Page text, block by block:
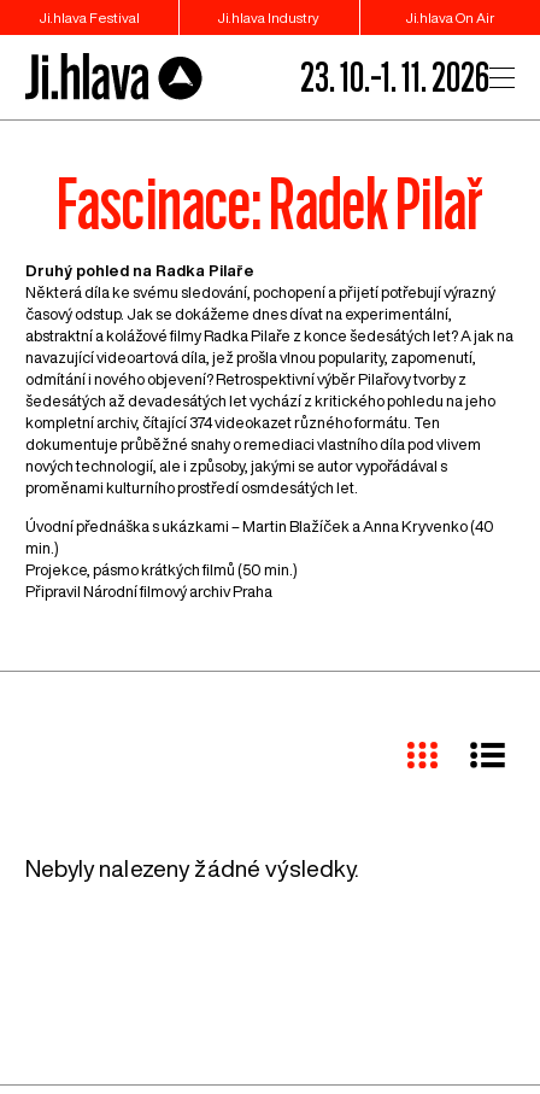
Ji.hlava Festival Ji.hlava Industry Ji.hlava On Air
23. 10.–1. 11. 2026
Fascinace: Radek Pilař
Druhý pohled na Radka Pilaře
Některá díla ke svému sledování, pochopení a přijetí potřebují výrazný
časový odstup. Jak se dokážeme dnes dívat na experimentální,
abstraktní a kolážové filmy Radka Pilaře z konce šedesátých let? A jak na
navazující videoartová díla, jež prošla vlnou popularity, zapomenutí,
odmítání i nového objevení? Retrospektivní výběr Pilařovy tvorby z
šedesátých až devadesátých let vychází z kritického pohledu na jeho
kompletní archiv, čítající 374 videokazet různého formátu. Ten
dokumentuje průběžné snahy o remediaci vlastního díla pod vlivem
nových technologií, ale i způsoby, jakými se autor vypořádával s
proměnami kulturního prostředí osmdesátých let.
Úvodní přednáška s ukázkami – Martin Blažíček a Anna Kryvenko (40
min.)
Projekce, pásmo krátkých filmů (50 min.)
Připravil Národní filmový archiv Praha
Nebyly nalezeny žádné výsledky.